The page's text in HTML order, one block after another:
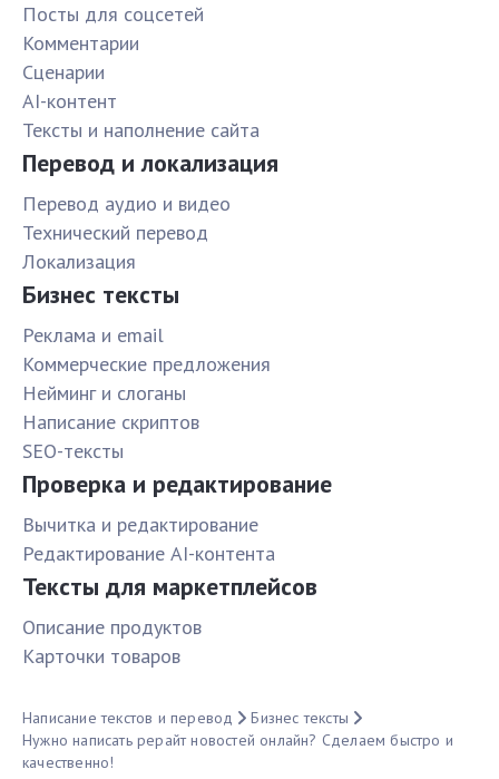
Посты для соцсетей
Комментарии
Сценарии
AI-контент
Тексты и наполнение сайта
Перевод и локализация
Перевод аудио и видео
Технический перевод
Локализация
Бизнес тексты
Реклама и email
Коммерческие предложения
Нейминг и слоганы
Написание скриптов
SEO-тексты
Проверка и редактирование
Вычитка и редактирование
Редактирование AI-контента
Тексты для маркетплейсов
Описание продуктов
Карточки товаров
Написание текстов и перевод
Бизнес тексты
Нужно написать рерайт новостей онлайн? Сделаем быстро и
качественно!